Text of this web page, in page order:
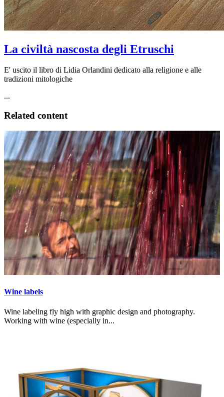
La civiltà nascosta degli Etruschi
E' uscito il libro di Lidia Orlandini dedicato alla religione e alle
tradizioni mitologiche
...
Related content
Wine labels
Wine labeling fly high with graphic design and photography.
Working with wine (especially in...